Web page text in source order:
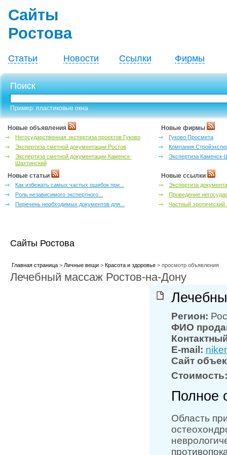
Сайты
Ростова
Статьи Новости Ссылки Фирмы
Поиск
Пример: пластиковые окна
Новые объявления
Негосударственная экспертиза проектов Гуково
Экспертиза сметной документации Ростов
Экспертиза сметной документации Каменск-
Шахтинский
Новые фирмы
Гуково Просмета
Компания
Экспертиза Каменск-
Новые статьи
Как избежать самых частых ошибок при...
Роль независимого экспертного...
Перечень необходимых документов для...
Новые ссылки
Экспертиза
Проведение
Частный
Сайты Ростова
Главная страница> Личные вещи> Красота и здоровье> просмотр объявления
Лечебный массаж Ростов-на-Дону
Регион:
ФИО
E-mail:
Сайт
Полное
Область